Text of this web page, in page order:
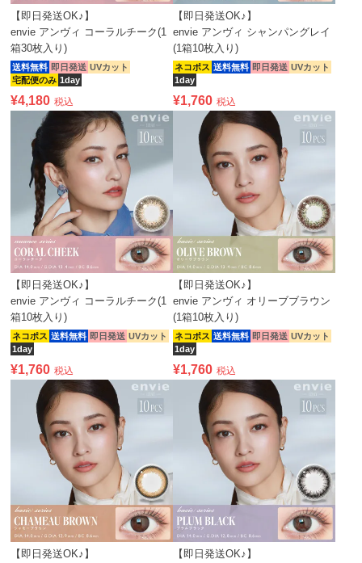
【即日発送OK♪】
envie アンヴィ コーラルチーク(1
箱30枚入り)
送料無料 即日発送 UVカット
宅配便のみ 1day
¥4,180 税込
【即日発送OK♪】
envie アンヴィ シャンパングレイ
(1箱10枚入り)
ネコポス 送料無料 即日発送 UVカット
1day
¥1,760 税込
【即日発送OK♪】
envie アンヴィ コーラルチーク(1
箱10枚入り)
ネコポス 送料無料 即日発送 UVカット
1day
¥1,760 税込
【即日発送OK♪】
envie アンヴィ オリーブブラウン
(1箱10枚入り)
ネコポス 送料無料 即日発送 UVカット
1day
¥1,760 税込
【即日発送OK♪】
【即日発送OK♪】